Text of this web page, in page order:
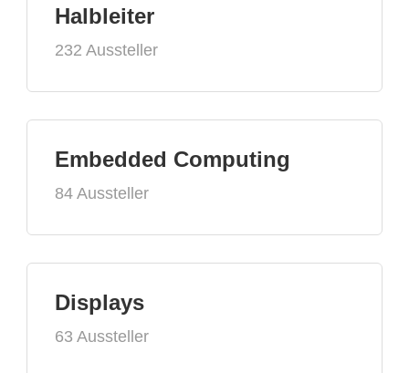
Halbleiter
232 Aussteller
Embedded Computing
84 Aussteller
Displays
63 Aussteller